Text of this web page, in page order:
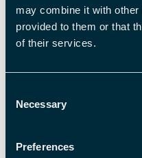
may combine it with other
provided to them or that
of their services.
Selection
Necessary
Preferences